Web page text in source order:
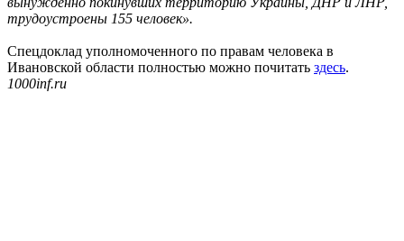
трудоустроены 155 человек».
Спецдоклад уполномоченного по правам человека в
Ивановской области полностью можно почитать здесь.
1000inf.ru